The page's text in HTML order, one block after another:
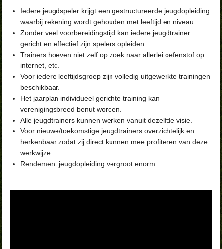
Iedere jeugdspeler krijgt een gestructureerde jeugdopleiding
waarbij rekening wordt gehouden met leeftijd en niveau.
Zonder veel voorbereidingstijd kan iedere jeugdtrainer
gericht en effectief zijn spelers opleiden.
Trainers hoeven niet zelf op zoek naar allerlei oefenstof op
internet, etc.
Voor iedere leeftijdsgroep zijn volledig uitgewerkte trainingen
beschikbaar.
Het jaarplan individueel gerichte training kan
verenigingsbreed benut worden.
Alle jeugdtrainers kunnen werken vanuit dezelfde visie.
Voor nieuwe/toekomstige jeugdtrainers overzichtelijk en
herkenbaar zodat zij direct kunnen mee profiteren van deze
werkwijze.
Rendement jeugdopleiding vergroot enorm.